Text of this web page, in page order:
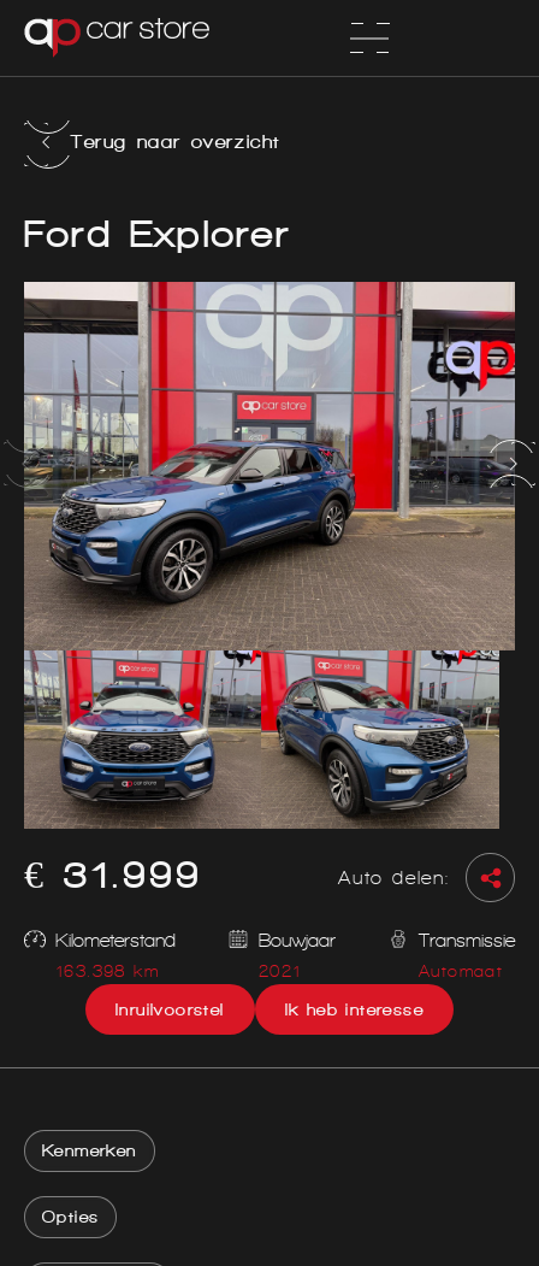
Terug naar overzicht
Ford Explorer
€ 31.999 Auto delen:
Kilometerstand
163.398 km
Bouwjaar
2021
Transmissie
Automaat
Inruilvoorstel Ik heb interesse
Kenmerken
Opties